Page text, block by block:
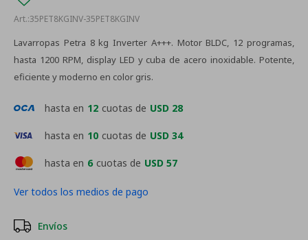
35PET8KGINV-35PET8KGINV
Lavarropas Petra 8 kg Inverter A+++. Motor BLDC, 12 programas,
hasta 1200 RPM, display LED y cuba de acero inoxidable. Potente,
eficiente y moderno en color gris.
hasta en 6 cuotas de USD 57
hasta en 12 cuotas de USD 28
hasta en 10 cuotas de USD 34
Ver todos los medios de pago
Envíos